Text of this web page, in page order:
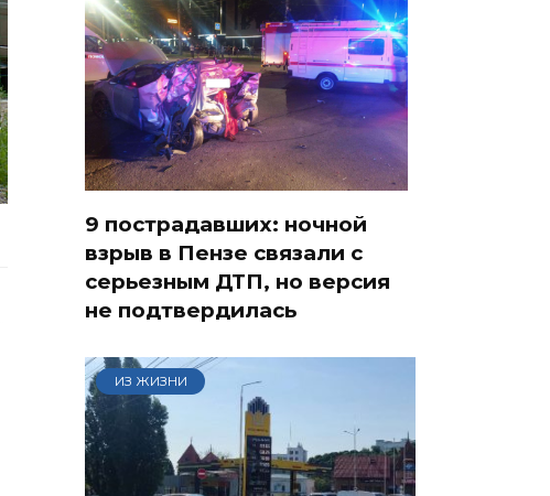
9 пострадавших: ночной
взрыв в Пензе связали с
серьезным ДТП, но версия
не подтвердилась
ИЗ ЖИЗНИ